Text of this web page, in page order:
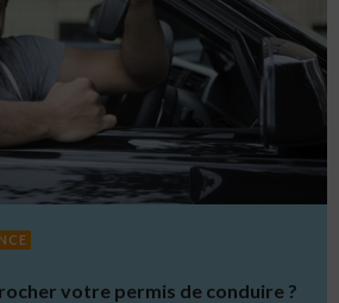
votre permis de conduire ?